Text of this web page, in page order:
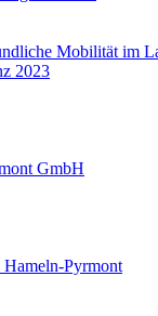
Mobilität im
2023
GmbH
Hameln-Pyrmont